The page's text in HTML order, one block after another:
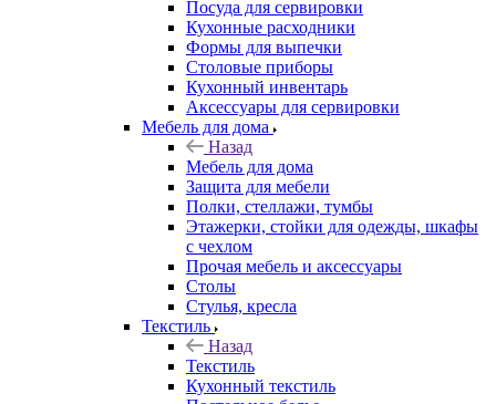
Посуда для сервировки
Кухонные расходники
Формы для выпечки
Столовые приборы
Кухонный инвентарь
Аксессуары для сервировки
Мебель для дома
Назад
Мебель для дома
Защита для мебели
Полки, стеллажи, тумбы
Этажерки, стойки для одежды, шкафы
с чехлом
Прочая мебель и аксессуары
Столы
Стулья, кресла
Текстиль
Назад
Текстиль
Кухонный текстиль